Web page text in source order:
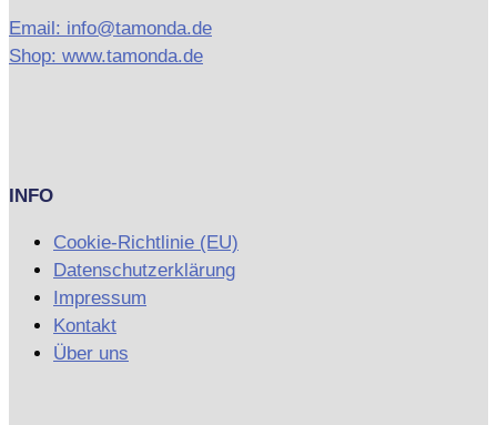
Email: info@tamonda.de
Shop: www.tamonda.de
INFO
Cookie-Richtlinie (EU)
Datenschutzerklärung
Impressum
Kontakt
Über uns